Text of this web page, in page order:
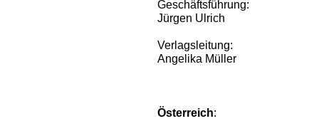
Geschäftsführung:
Jürgen Ulrich
Verlagsleitung:
Angelika Müller
Österreich: